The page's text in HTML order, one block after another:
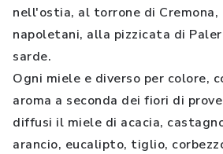
nell'ostia, al torrone di
napoletani, alla pizzicata di
sarde.
Ogni miele e diverso per colore,
aroma a seconda dei fiori di
diffusi il miele di acacia,
arancio, eucalipto, tiglio,